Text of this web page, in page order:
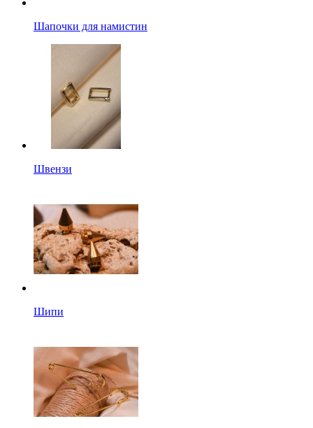
Шапочки для намистин
Швензи
Шипи